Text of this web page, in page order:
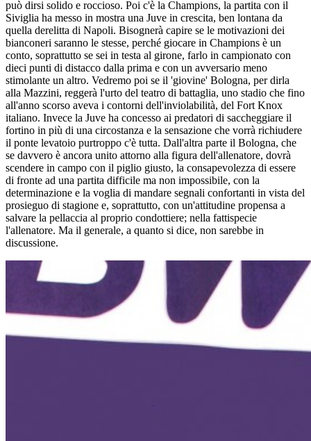
può dirsi solido e roccioso. Poi c'è la Champions, la partita con il
Siviglia ha messo in mostra una Juve in crescita, ben lontana da
quella derelitta di Napoli. Bisognerà capire se le motivazioni dei
bianconeri saranno le stesse, perché giocare in Champions è un
conto, soprattutto se sei in testa al girone, farlo in campionato con
dieci punti di distacco dalla prima e con un avversario meno
stimolante un altro. Vedremo poi se il 'giovine' Bologna, per dirla
alla Mazzini, reggerà l'urto del teatro di battaglia, uno stadio che fino
all'anno scorso aveva i contorni dell'inviolabilità, del Fort Knox
italiano. Invece la Juve ha concesso ai predatori di saccheggiare il
fortino in più di una circostanza e la sensazione che vorrà richiudere
il ponte levatoio purtroppo c'è tutta. Dall'altra parte il Bologna, che
se davvero è ancora unito attorno alla figura dell'allenatore, dovrà
scendere in campo con il piglio giusto, la consapevolezza di essere
di fronte ad una partita difficile ma non impossibile, con la
determinazione e la voglia di mandare segnali confortanti in vista del
prosieguo di stagione e, soprattutto, con un'attitudine propensa a
salvare la pellaccia al proprio condottiere; nella fattispecie
l'allenatore. Ma il generale, a quanto si dice, non sarebbe in
discussione.